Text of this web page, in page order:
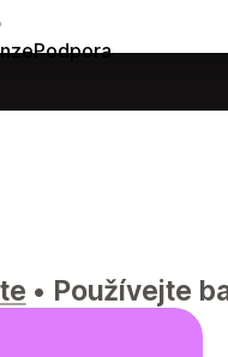
Podpora
• Používejte